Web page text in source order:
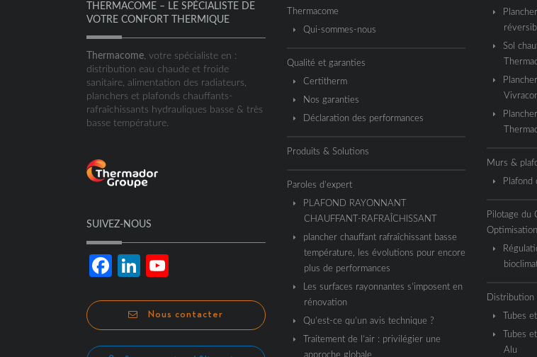
THERMACOME – LE SPÉCIALISTE DE
VOTRE CONFORT THERMIQUE
Thermacome , votre spécialiste en :
distribution eau chaude et froide
sanitaire, alimentation des radiateurs,
planchers et plafonds chauffants-
rafraîchissants hydrauliques basse & très
basse température.
SUIVEZ-NOUS
FacebookLinkedIn
Nous contacter
Thermacome
Qui-sommes-nous
Qualité et garanties
Certitherm
Nos garanties
Déclaration des performances
Produits & Solutions
Paroles d’expert
PLAFOND RAYONNANT
CHAUFFANT-RAFRAÎCHISSANT
plancher chauffant rafraîchissant basse
température, les évolutions pour encore
plus de performances
Les surfaces rayonnantes s’imposent en
rénovation
Qu’est-ce qu’un avis technique ?
Traitement de l’air : privilégier une
Sol
Murs &
Plafond
Pilotage du
Distribution
Tubes
Tubes
Alu